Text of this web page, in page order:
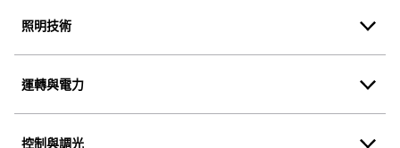
照明技術
運轉與電力
控制與調光